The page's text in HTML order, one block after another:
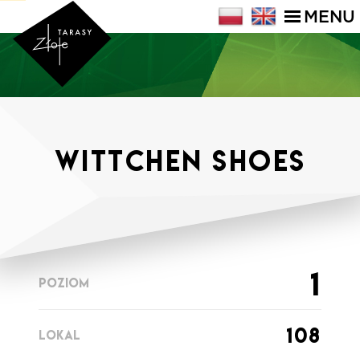
MENU
WITTCHEN Shoes
POZIOM 1
LOKAL 108